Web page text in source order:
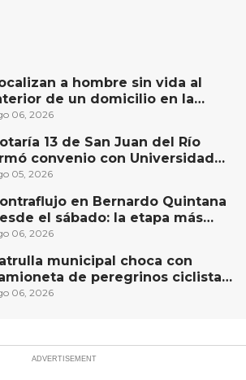
a hombre sin vida al
de un domicilio en la
El Rodeo, San Juan del
06, 2026
13 de San Juan del Río
convenio con Universidad
del Bajío para recibir
05, 2026
en Bernardo Quintana
el sábado: la etapa más
del operativo vial
06, 2026
municipal choca con
de peregrinos ciclistas
la autopista México-Querétaro
06, 2026